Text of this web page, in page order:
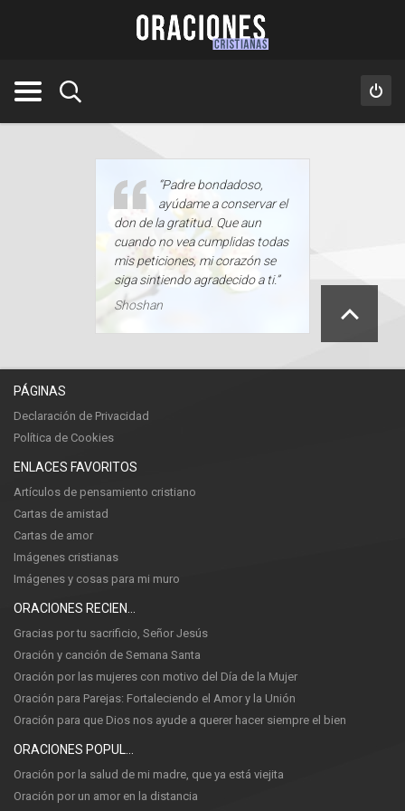
“Padre bondadoso,
ayúdame a conservar el
don de la gratitud. Que aun
cuando no vea cumplidas todas
mis peticiones, mi corazón se
siga sintiendo agradecido a ti.”
Shoshan
PÁGINAS
Declaración de Privacidad
Política de Cookies
ENLACES FAVORITOS
Artículos de pensamiento cristiano
Cartas de amistad
Cartas de amor
Imágenes cristianas
Imágenes y cosas para mi muro
Gracias por tu sacrificio, Señor Jesús
Oración y canción de Semana Santa
Oración por las mujeres con motivo del Día de la Mujer
Oración para Parejas: Fortaleciendo el Amor y la Unión
Oración para que Dios nos ayude a querer hacer siempre el bien
Oración por la salud de mi madre, que ya está viejita
Oración por un amor en la distancia